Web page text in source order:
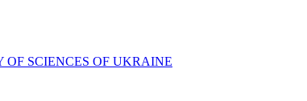
SCIENCES OF UKRAINE